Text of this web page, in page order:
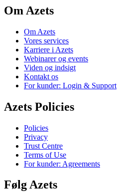
Om Azets
Om Azets
Vores services
Karriere i Azets
Webinarer og events
Viden og indsigt
Kontakt os
For kunder: Login & Support
Azets Policies
Policies
Privacy
Trust Centre
Terms of Use
For kunder: Agreements
Følg Azets